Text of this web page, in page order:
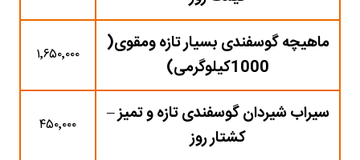
ماهیچه گوسفندی بسیار تازه ومقوی(
1000کیلوگرمی)
۱٬۶۵۰٬۰۰۰
سیراب شیردان گوسفندی تازه و تمیز –
کشتار روز
۴۵۰٬۰۰۰